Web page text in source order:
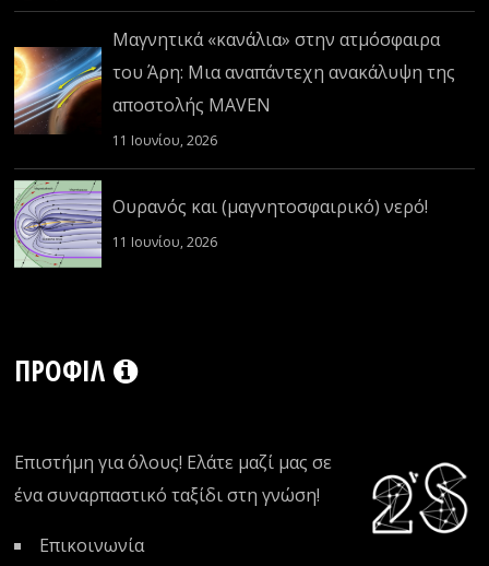
Μαγνητικά «κανάλια» στην ατμόσφαιρα
του Άρη: Μια αναπάντεχη ανακάλυψη της
αποστολής MAVEN
11 Ιουνίου, 2026
Ουρανός και (μαγνητοσφαιρικό) νερό!
11 Ιουνίου, 2026
ΠΡΟΦΊΛ
Επιστήμη για όλους! Ελάτε μαζί μας σε
ένα συναρπαστικό ταξίδι στη γνώση!
Επικοινωνία